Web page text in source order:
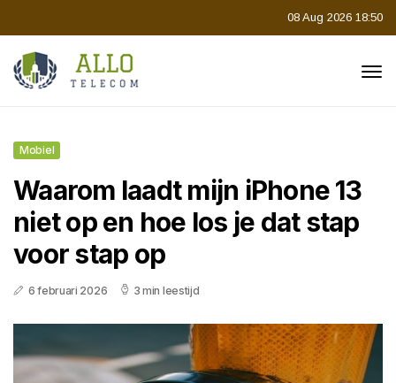
08 Aug 2026 18:50
Mobiel
Waarom laadt mijn iPhone 13
niet op en hoe los je dat stap
voor stap op
6 februari 2026 3 min leestijd